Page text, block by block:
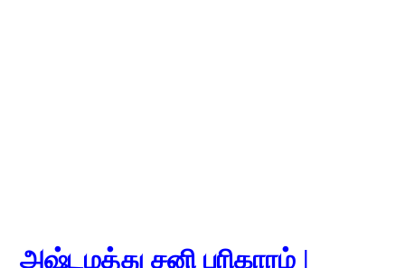
அஷ்டமத்து சனி பரிகாரம் |